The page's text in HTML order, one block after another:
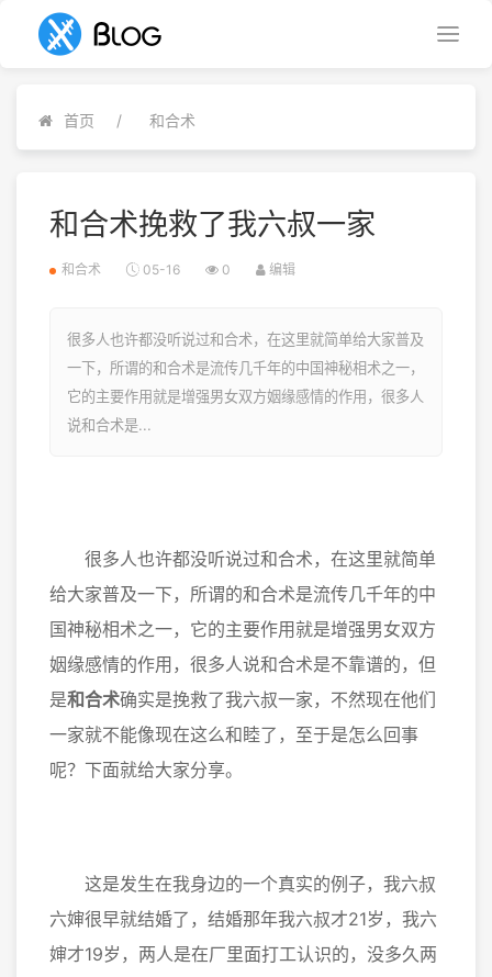
首页 和合术
和合术挽救了我六叔一家
和合术 05-16 0 编辑
很多人也许都没听说过和合术，在这里就简单给大家普及
一下，所谓的和合术是流传几千年的中国神秘相术之一，
它的主要作用就是增强男女双方姻缘感情的作用，很多人
说和合术是...
很多人也许都没听说过和合术，在这里就简单
给大家普及一下，所谓的和合术是流传几千年的中
国神秘相术之一，它的主要作用就是增强男女双方
姻缘感情的作用，很多人说和合术是不靠谱的，但
是和合术确实是挽救了我六叔一家，不然现在他们
一家就不能像现在这么和睦了，至于是怎么回事
呢？下面就给大家分享。
这是发生在我身边的一个真实的例子，我六叔
六婶很早就结婚了，结婚那年我六叔才21岁，我六
婶才19岁，两人是在厂里面打工认识的，没多久两